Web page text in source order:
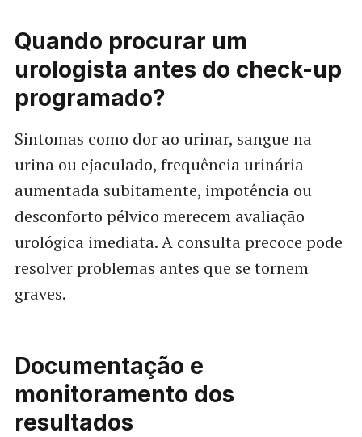
Quando procurar um
urologista antes do check-up
programado?
Sintomas como dor ao urinar, sangue na
urina ou ejaculado, frequência urinária
aumentada subitamente, impotência ou
desconforto pélvico merecem avaliação
urológica imediata. A consulta precoce pode
resolver problemas antes que se tornem
graves.
Documentação e
monitoramento dos
resultados